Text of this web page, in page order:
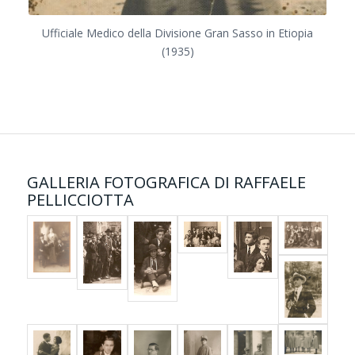
Ufficiale Medico della Divisione Gran Sasso in Etiopia
(1935)
GALLERIA FOTOGRAFICA DI RAFFAELE
PELLICCIOTTA